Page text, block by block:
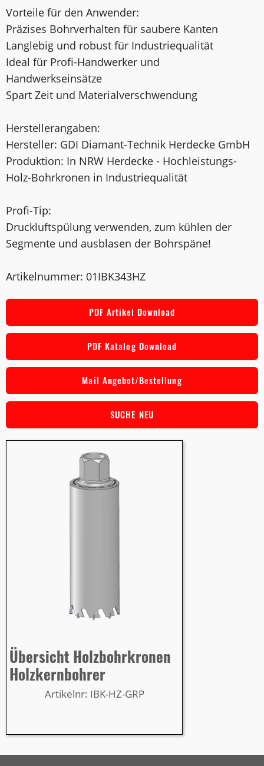
Vorteile für den Anwender:
Präzises Bohrverhalten für saubere Kanten
Langlebig und robust für Industriequalität
Ideal für Profi-Handwerker und
Handwerkseinsätze
Spart Zeit und Materialverschwendung
Herstellerangaben:
Hersteller: GDI Diamant-Technik Herdecke GmbH
Produktion: In NRW Herdecke - Hochleistungs-
Holz-Bohrkronen in Industriequalität
Profi-Tip:
Druckluftspülung verwenden, zum kühlen der
Segmente und ausblasen der Bohrspäne!
Artikelnummer: 01IBK343HZ
PDF Artikel Download
PDF Katalog Download
Mail Angebot/Bestellung
SUCHE NEU
Übersicht Holzbohrkronen
Holzkernbohrer
Artikelnr: IBK-HZ-GRP